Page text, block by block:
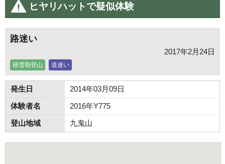
ヒヤリハットで疑似体験
路迷い
2017年2月24日
積雪期登山 道迷い
発生日
2014年03月09日
体験者名
2016年Y775
登山地域
九鬼山